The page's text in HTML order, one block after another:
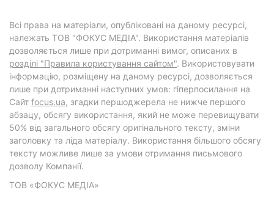
Всі права на матеріали, опубліковані на даному ресурсі,
належать ТОВ "ФОКУС МЕДІА". Використання матеріалів
дозволяється лише при дотриманні вимог, описаних в
розділі "Правила користування сайтом". Використовувати
інформацію, розміщену на даному ресурсі, дозволяється
лише при дотриманні наступних умов: гіперпосилання на
Cайт focus.ua, згадки першоджерела не нижче першого
абзацу, обсягу використання, який не може перевищувати
50% від загального обсягу оригінального тексту, зміни
заголовку та ліда матеріалу. Використання більшого обсягу
тексту можливе лише за умови отримання письмового
дозволу Компанії.
ТОВ «ФОКУС МЕДІА»